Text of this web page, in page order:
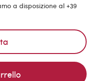
a disposizione al +39